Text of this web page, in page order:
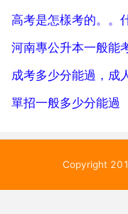
成考多少分能過，成
單招一般多少分能過
Copyright